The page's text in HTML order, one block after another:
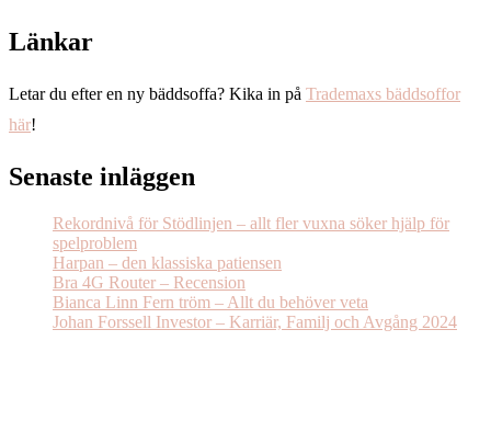
Länkar
Letar du efter en ny bäddsoffa? Kika in på Trademaxs bäddsoffor
här!
Senaste inläggen
Rekordnivå för Stödlinjen – allt fler vuxna söker hjälp för
spelproblem
Harpan – den klassiska patiensen
Bra 4G Router – Recension
Bianca Linn Fern tröm – Allt du behöver veta
Johan Forssell Investor – Karriär, Familj och Avgång 2024